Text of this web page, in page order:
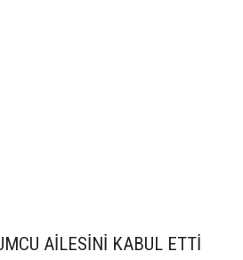
AİLESİNİ KABUL ETTİ